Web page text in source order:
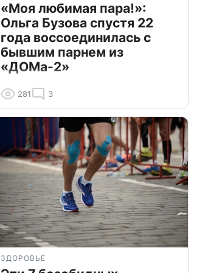
«Моя любимая пара!»:
Ольга Бузова спустя 22
года воссоединилась с
бывшим парнем из
«ДОМа-2»
281 3
ЗДОРОВЬЕ